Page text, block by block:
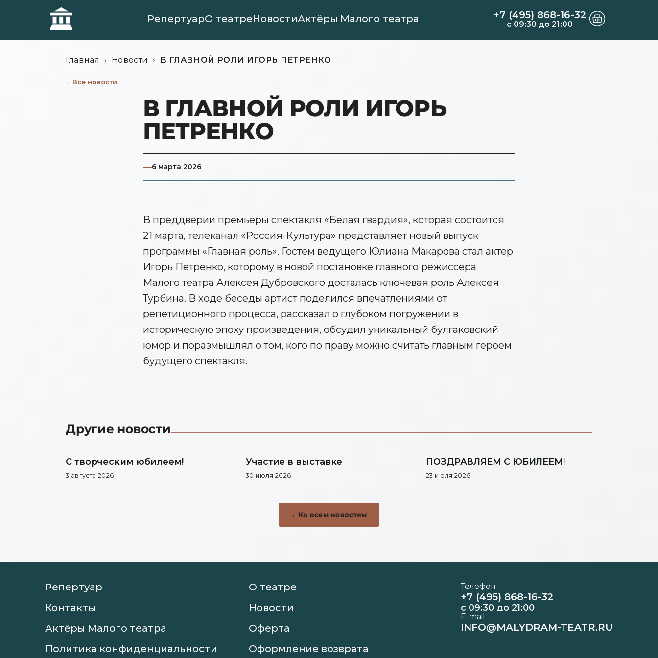
РепертуарО театреНовостиАктёры Малого театра +7 (495) 868-16-32
c 09:30 до 21:00
Главная › Новости › В ГЛАВНОЙ РОЛИ ИГОРЬ ПЕТРЕНКО
Все новости
В ГЛАВНОЙ РОЛИ ИГОРЬ
ПЕТРЕНКО
6 марта 2026
В преддверии премьеры спектакля «Белая гвардия», которая состоится
21 марта, телеканал «Россия-Культура» представляет новый выпуск
программы «Главная роль». Гостем ведущего Юлиана Макарова стал актер
Игорь Петренко, которому в новой постановке главного режиссера
Малого театра Алексея Дубровского досталась ключевая роль Алексея
Турбина. В ходе беседы артист поделился впечатлениями от
репетиционного процесса, рассказал о глубоком погружении в
историческую эпоху произведения, обсудил уникальный булгаковский
юмор и поразмышлял о том, кого по праву можно считать главным героем
будущего спектакля.
Другие новости
С творческим юбилеем!
3 августа 2026
Участие в выставке
30 июля 2026
ПОЗДРАВЛЯЕМ С ЮБИЛЕЕМ!
23 июля 2026
Ко всем новостям
Репертуар
О театре
Контакты
Новости
Актёры Малого театра
Оферта
Политика конфиденциальности
Оформление возврата
Телефон
+7 (495) 868-16-32
c 09:30 до 21:00
E-mail
INFO@MALYDRAM-TEATR.RU